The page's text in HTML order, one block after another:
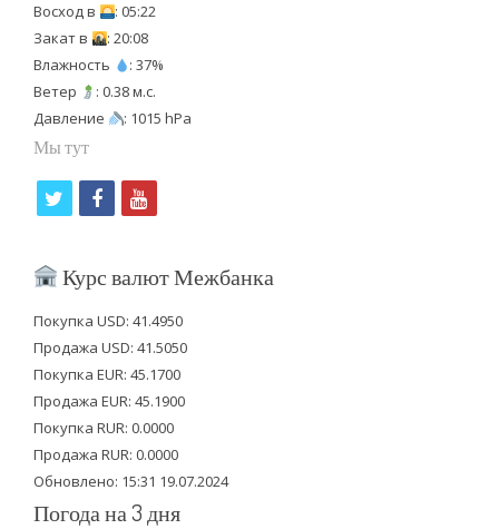
Восход в
: 05:22
Закат в
: 20:08
Влажность
: 37%
Ветер
: 0.38 м.с.
Давление
: 1015 hPa
Мы тут
i
t
e
r
f
c
b
o
o
k
y
u
u
b
e
Курс валют Межбанка
Покупка USD: 41.4950
Продажа USD: 41.5050
Покупка EUR: 45.1700
Продажа EUR: 45.1900
Покупка RUR: 0.0000
Продажа RUR: 0.0000
Обновлено: 15:31 19.07.2024
Погода на 3 дня